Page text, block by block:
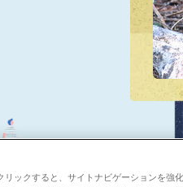
リックすると、サイトナビゲーションを強